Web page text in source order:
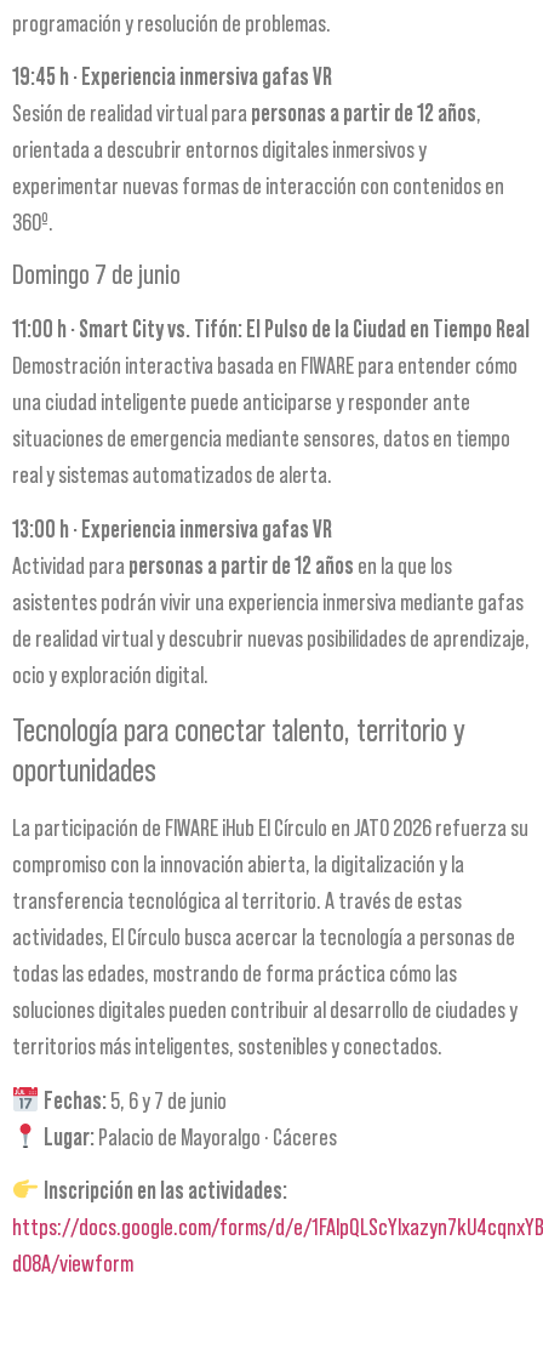
programación y resolución de problemas.
19:45 h · Experiencia inmersiva gafas VR
Sesión de realidad virtual para personas a partir de 12 años,
orientada a descubrir entornos digitales inmersivos y
experimentar nuevas formas de interacción con contenidos en
360º.
Domingo 7 de junio
11:00 h · Smart City vs. Tifón: El Pulso de la Ciudad en Tiempo Real
Demostración interactiva basada en FIWARE para entender cómo
una ciudad inteligente puede anticiparse y responder ante
situaciones de emergencia mediante sensores, datos en tiempo
real y sistemas automatizados de alerta.
13:00 h · Experiencia inmersiva gafas VR
Actividad para personas a partir de 12 años en la que los
asistentes podrán vivir una experiencia inmersiva mediante gafas
de realidad virtual y descubrir nuevas posibilidades de aprendizaje,
ocio y exploración digital.
Tecnología para conectar talento, territorio y
oportunidades
La participación de FIWARE iHub El Círculo en JATO 2026 refuerza su
compromiso con la innovación abierta, la digitalización y la
transferencia tecnológica al territorio. A través de estas
actividades, El Círculo busca acercar la tecnología a personas de
todas las edades, mostrando de forma práctica cómo las
soluciones digitales pueden contribuir al desarrollo de ciudades y
territorios más inteligentes, sostenibles y conectados.
Fechas:5, 6 y 7 de junio
Lugar:Palacio de Mayoralgo · Cáceres
Inscripción en las actividades:
https://docs.google.com/forms/d/e/
d08A/viewform